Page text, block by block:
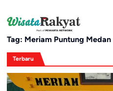
Tag: Meriam Puntung Medan
Terbaru